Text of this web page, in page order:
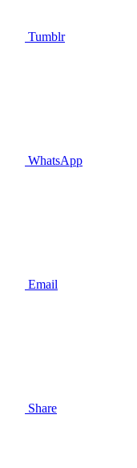
Tumblr
WhatsApp
Email
Share